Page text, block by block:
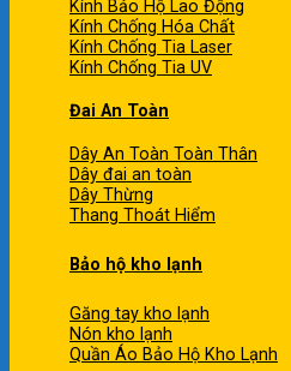
Kính Bảo Hộ Lao Động
Kính Chống Hóa Chất
Kính Chống Tia Laser
Kính Chống Tia UV
Đai An Toàn
Dây An Toàn Toàn Thân
Dây đai an toàn
Dây Thừng
Thang Thoát Hiểm
Bảo hộ kho lạnh
Găng tay kho lạnh
Nón kho lạnh
Quần Áo Bảo Hộ Kho Lạnh